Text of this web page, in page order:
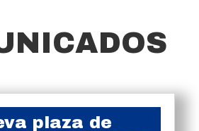
plaza de